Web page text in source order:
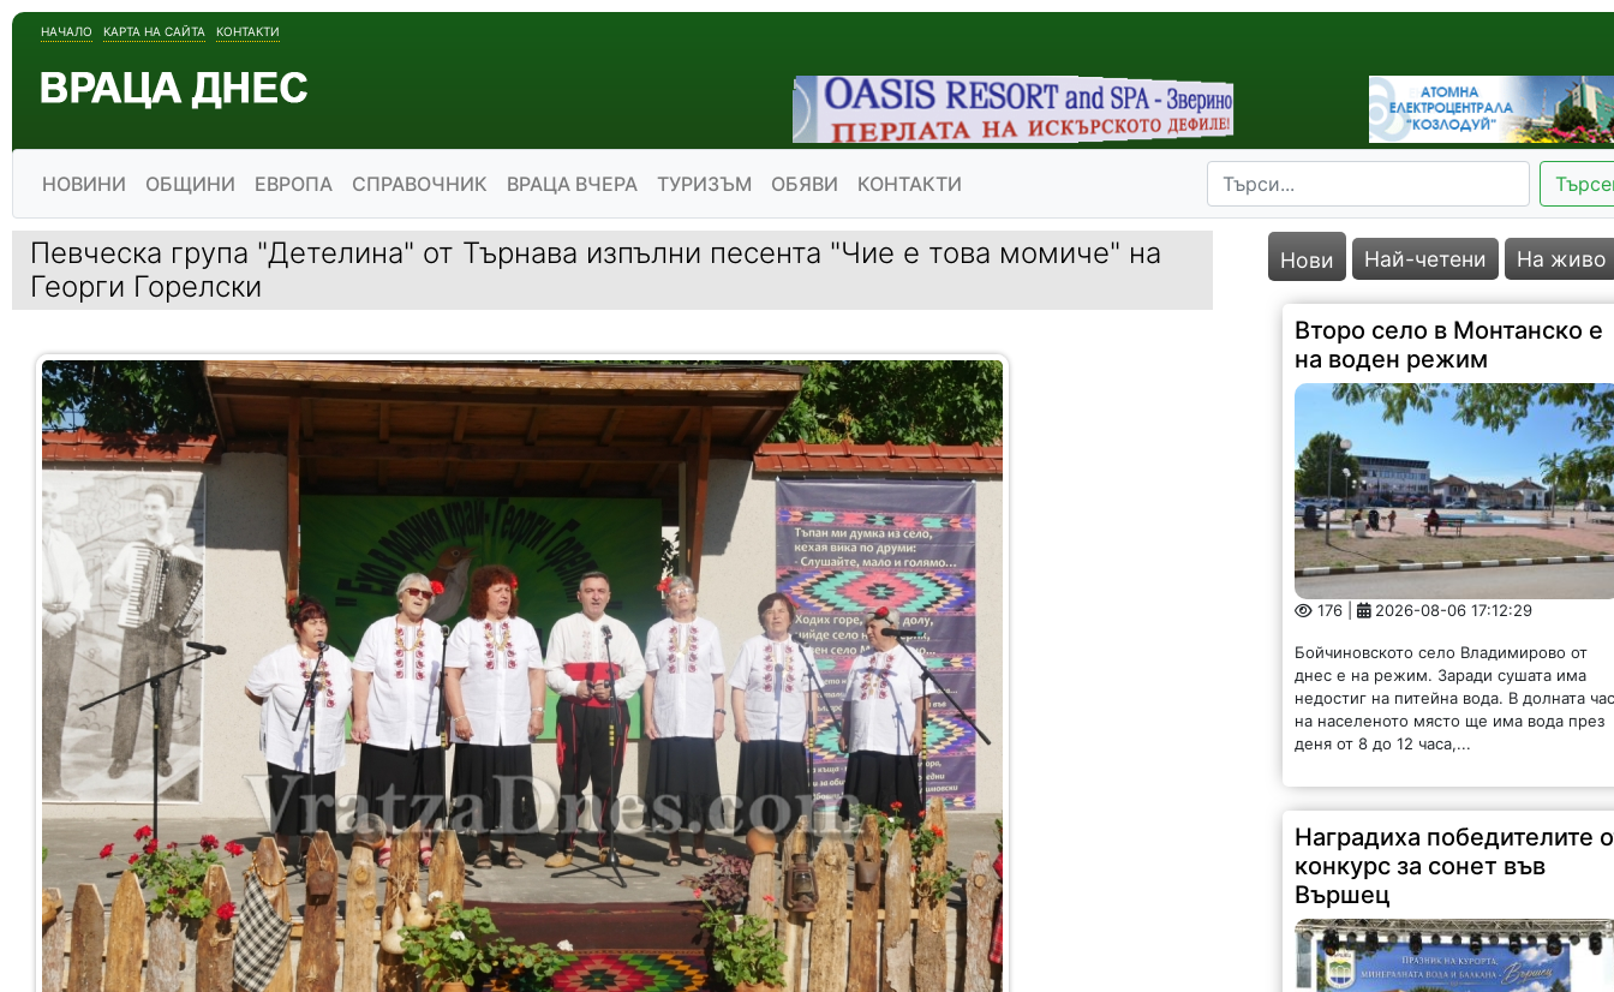
НАЧАЛО КАРТА НА САЙТА КОНТАКТИ
НОВИНИ ОБЩИНИ ЕВРОПА СПРАВОЧНИК ВРАЦА ВЧЕРА ТУРИЗЪМ ОБЯВИ КОНТАКТИ
Певческа група "Детелина" от Търнава изпълни песента "Чие е това момиче" на
Георги Горелски
Нови Най-четени На живо
Второ село в Монтанско е
на воден режим
176 | 2026-08-06 17:12:29
Бойчиновското село Владимирово от
днес е на режим. Заради сушата има
недостиг на питейна вода. В долната
на населеното място ще има вода през
деня от 8 до 12 часа,...
Наградиха победителите
конкурс за сонет във
Вършец